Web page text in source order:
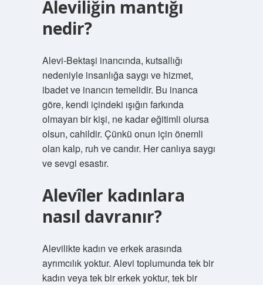
Aleviliğin mantığı
nedir?
Alevi-Bektaşi inancında, kutsallığı
nedeniyle insanlığa saygı ve hizmet,
ibadet ve inancın temelidir. Bu inanca
göre, kendi içindeki ışığın farkında
olmayan bir kişi, ne kadar eğitimli olursa
olsun, cahildir. Çünkü onun için önemli
olan kalp, ruh ve candır. Her canlıya saygı
ve sevgi esastır.
Alevîler kadınlara
nasıl davranır?
Alevilikte kadın ve erkek arasında
ayrımcılık yoktur. Alevi toplumunda tek bir
kadın veya tek bir erkek yoktur, tek bir